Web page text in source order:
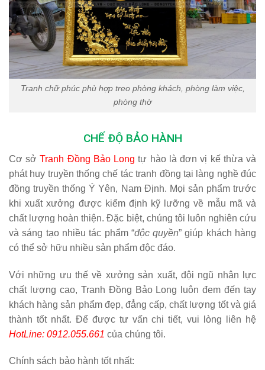
Tranh chữ phúc phù hợp treo phòng khách, phòng làm việc,
phòng thờ
CHẾ ĐỘ BẢO HÀNH
Cơ sở Tranh Đồng Bảo Long tự hào là đơn vị kế thừa và
phát huy truyền thống chế tác tranh đồng tại làng nghề đúc
đồng truyền thống Ý Yên, Nam Định. Mọi sản phẩm trước
khi xuất xưởng được kiểm định kỹ lưỡng về mẫu mã và
chất lượng hoàn thiện. Đặc biệt, chúng tôi luôn nghiên cứu
và sáng tạo nhiều tác phẩm “độc quyền” giúp khách hàng
có thể sở hữu nhiều sản phẩm độc đáo.
Với những ưu thế về xưởng sản xuất, đội ngũ nhân lực
chất lượng cao, Tranh Đồng Bảo Long luôn đem đến tay
khách hàng sản phẩm đẹp, đẳng cấp, chất lượng tốt và giá
thành tốt nhất. Để được tư vấn chi tiết, vui lòng liên hệ
HotLine: 0912.055.661 của chúng tôi.
Chính sách bảo hành tốt nhất: